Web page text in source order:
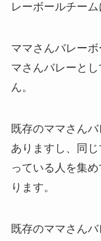
レーボールチーム
ママさんバレー
マさんバレーと
ん。
既存のママさん
ありますし、同
っている人を集
ります。
既存のママさん